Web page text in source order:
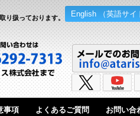
English （英語サイ
り扱っております。
事項 よくあるご質問 お問い合